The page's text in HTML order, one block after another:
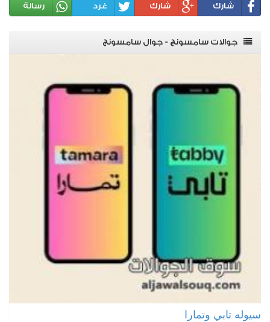
شارك شارك غرد رسالة
جوالات سامسونج - جوال سامسونج
سيوله تابي وتمارا